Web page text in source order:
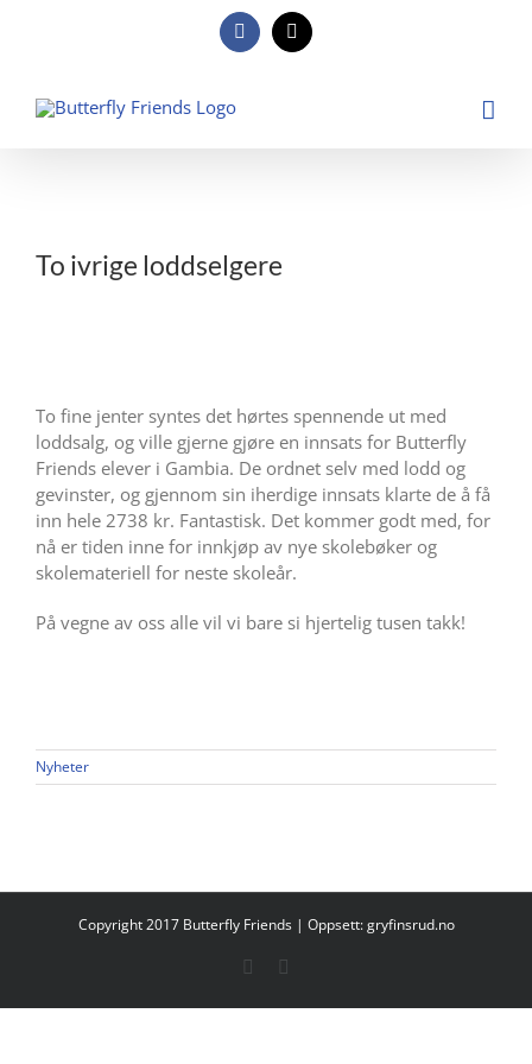
Facebook
E-
post
Larger
Image
To ivrige loddselgere
To fine jenter syntes det hørtes spennende ut med
loddsalg, og ville gjerne gjøre en innsats for Butterfly
Friends elever i Gambia. De ordnet selv med lodd og
gevinster, og gjennom sin iherdige innsats klarte de å få
inn hele 2738 kr. Fantastisk. Det kommer godt med, for
nå er tiden inne for innkjøp av nye skolebøker og
skolemateriell for neste skoleår.
På vegne av oss alle vil vi bare si hjertelig tusen takk!
Nyheter
Copyright 2017 Butterfly Friends | Oppsett:gryfinsrud.no
Facebook